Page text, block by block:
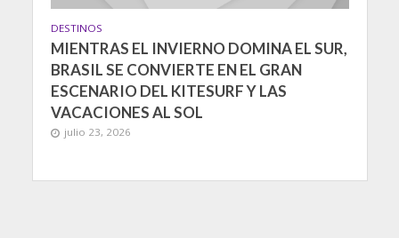
DESTINOS
MIENTRAS EL INVIERNO DOMINA EL SUR,
BRASIL SE CONVIERTE EN EL GRAN
ESCENARIO DEL KITESURF Y LAS
VACACIONES AL SOL
julio 23, 2026